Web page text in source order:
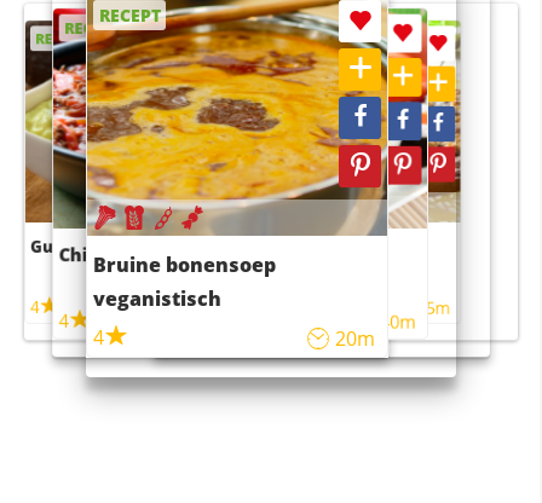
RECEPT
Guacamole
4
RECEPT
Chili con carne
4 45m
RECEPT
Bruine bonensoep
veganistisch
4
20m
RECEPT
Sushi rijstsalade
maaltijdsalade
40m
RECEPT
4 55m